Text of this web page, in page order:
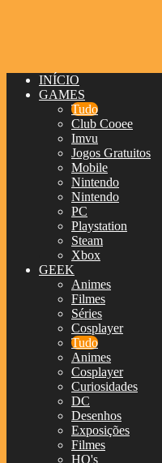
INÍCIO
GAMES
Tudo
Club Cooee
Imvu
Jogos Gratuitos
Mobile
Nintendo
Nintendo
PC
Playstation
Steam
Xbox
GEEK
Animes
Filmes
Séries
Cosplayer
Tudo
Animes
Cosplayer
Curiosidades
DC
Desenhos
Exposições
Filmes
HQ's